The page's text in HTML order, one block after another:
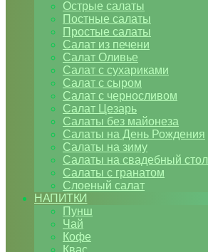
Острые салаты
Постные салаты
Простые салаты
Салат из печени
Салат Оливье
Салат с сухариками
Салат с сыром
Салат с черносливом
Салат Цезарь
Салаты без майонеза
Салаты на День Рождения
Салаты на зиму
Салаты на свадебный стол
Салаты с гранатом
Слоеный салат
НАПИТКИ
Пунш
Чай
Кофе
Квас